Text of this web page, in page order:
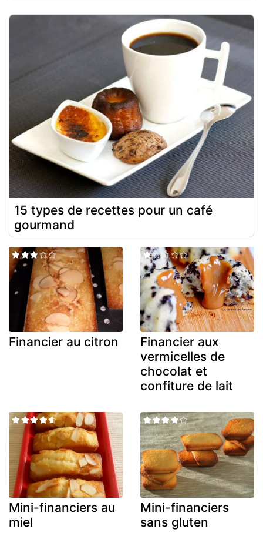
15 types de recettes pour un café
gourmand
Financier au citron
Financier aux
vermicelles de
chocolat et
confiture de lait
Mini-financiers au
miel
Mini-financiers
sans gluten